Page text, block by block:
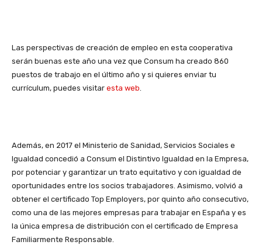
Las perspectivas de creación de empleo en esta cooperativa
serán buenas este año una vez que Consum ha creado 860
puestos de trabajo en el último año y si quieres enviar tu
currículum, puedes visitar esta web.
Además, en 2017 el Ministerio de Sanidad, Servicios Sociales e
Igualdad concedió a Consum el Distintivo Igualdad en la Empresa,
por potenciar y garantizar un trato equitativo y con igualdad de
oportunidades entre los socios trabajadores. Asimismo, volvió a
obtener el certificado Top Employers, por quinto año consecutivo,
como una de las mejores empresas para trabajar en España y es
la única empresa de distribución con el certificado de Empresa
Familiarmente Responsable.